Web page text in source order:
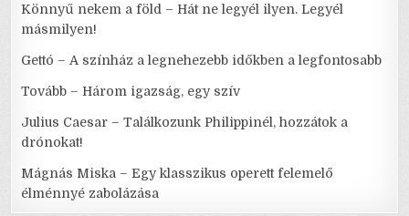
Könnyű nekem a föld – Hát ne legyél ilyen. Legyél
másmilyen!
Gettó – A színház a legnehezebb időkben a legfontosabb
Tovább – Három igazság, egy szív
Julius Caesar – Találkozunk Philippinél, hozzátok a
drónokat!
Mágnás Miska – Egy klasszikus operett felemelő
élménnyé zabolázása